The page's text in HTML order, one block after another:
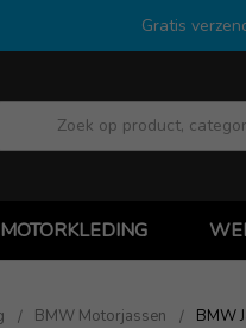
Gratis
MOTORKLEDING
BMW Motorjassen BMW